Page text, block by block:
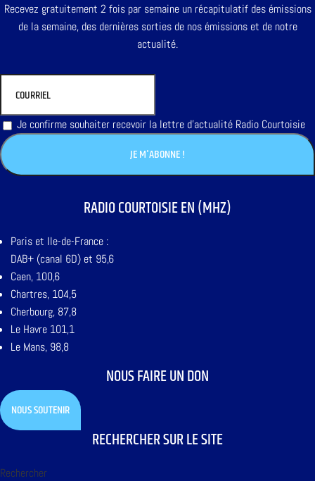
Recevez gratuitement 2 fois par semaine un récapitulatif des émissions
de la semaine, des dernières sorties de nos émissions et de notre
actualité.
Je confirme souhaiter recevoir la lettre d'actualité Radio Courtoisie
RADIO COURTOISIE EN (MHZ)
Paris et Ile-de-France :
DAB+ (canal 6D) et 95,6
Caen, 100,6
Chartres, 104,5
Cherbourg, 87,8
Le Havre 101,1
Le Mans, 98,8
NOUS FAIRE UN DON
NOUS SOUTENIR
RECHERCHER SUR LE SITE
Rechercher